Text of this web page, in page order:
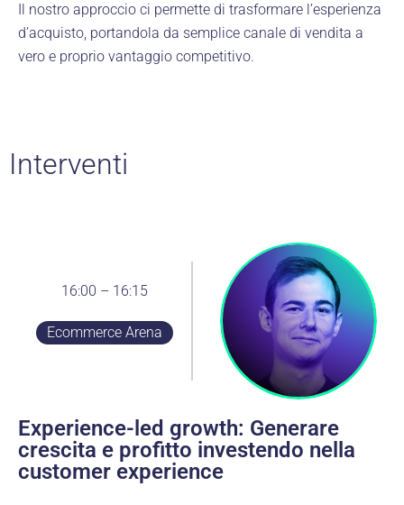
Il nostro approccio ci permette di trasformare l’esperienza
d’acquisto, portandola da semplice canale di vendita a
vero e proprio vantaggio competitivo.
Interventi
16:00 – 16:15
Ecommerce Arena
Experience-led growth: Generare
crescita e profitto investendo nella
customer experience